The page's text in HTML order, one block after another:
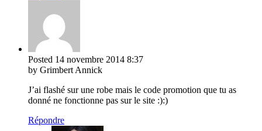
Posted 14 novembre 2014 8:37
by Grimbert Annick
J’ai flashé sur une robe mais le code promotion que tu as
donné ne fonctionne pas sur le site :):)
Répondre